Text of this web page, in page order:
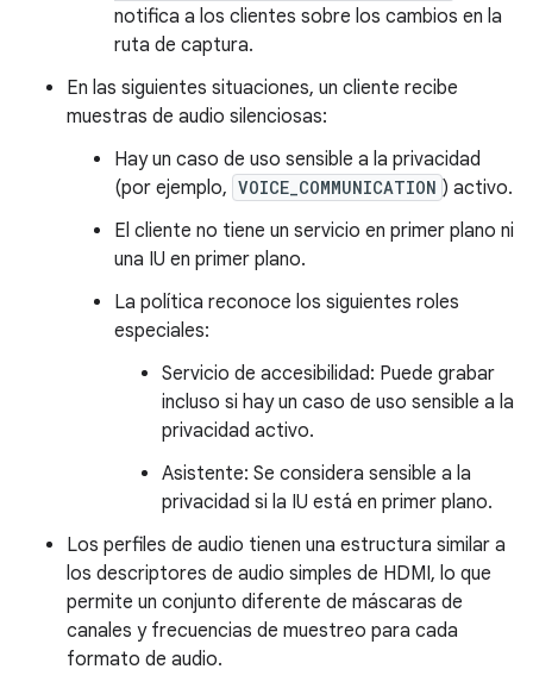
notifica a los clientes sobre los cambios en la
ruta de captura.
En las siguientes situaciones, un cliente recibe
muestras de audio silenciosas:
Hay un caso de uso sensible a la privacidad
(por ejemplo, VOICE_COMMUNICATION ) activo.
El cliente no tiene un servicio en primer plano ni
una IU en primer plano.
La política reconoce los siguientes roles
especiales:
Servicio de accesibilidad: Puede grabar
incluso si hay un caso de uso sensible a la
privacidad activo.
Asistente: Se considera sensible a la
privacidad si la IU está en primer plano.
Los perfiles de audio tienen una estructura similar a
los descriptores de audio simples de HDMI, lo que
permite un conjunto diferente de máscaras de
canales y frecuencias de muestreo para cada
formato de audio.